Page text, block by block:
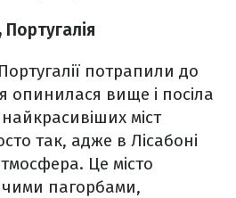
потрапили до
опинилася вище і посіла
міст
так, адже в Лісабоні
Це місто
пагорбами,